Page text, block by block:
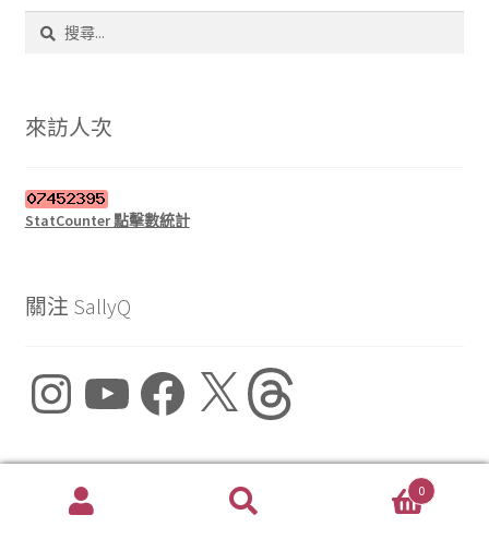
字:
來訪人次
StatCounter 點擊數統計
關注 SallyQ
InstagramYouTube Facebook Threads
近期文章 0